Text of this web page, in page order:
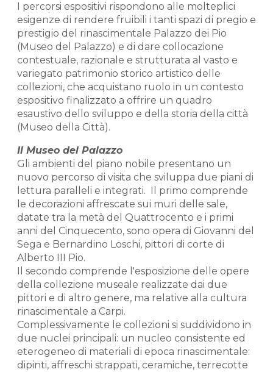
I percorsi espositivi rispondono alle molteplici
esigenze di rendere fruibili i tanti spazi di pregio e
prestigio del rinascimentale Palazzo dei Pio
(Museo del Palazzo) e di dare collocazione
contestuale, razionale e strutturata al vasto e
variegato patrimonio storico artistico delle
collezioni, che acquistano ruolo in un contesto
espositivo finalizzato a offrire un quadro
esaustivo dello sviluppo e della storia della città
(Museo della Città).
Il Museo del Palazzo
Gli ambienti del piano nobile presentano un
nuovo percorso di visita che sviluppa due piani di
lettura paralleli e integrati. Il primo comprende
le decorazioni affrescate sui muri delle sale,
datate tra la metà del Quattrocento e i primi
anni del Cinquecento, sono opera di Giovanni del
Sega e Bernardino Loschi, pittori di corte di
Alberto III Pio.
Il secondo comprende l'esposizione delle opere
della collezione museale realizzate dai due
pittori e di altro genere, ma relative alla cultura
rinascimentale a Carpi.
Complessivamente le collezioni si suddividono in
due nuclei principali: un nucleo consistente ed
eterogeneo di materiali di epoca rinascimentale:
dipinti, affreschi strappati, ceramiche, terrecotte